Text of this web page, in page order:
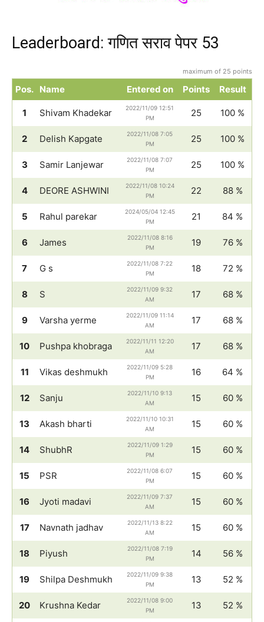
Leaderboard: गणित सराव पेपर 53
maximum of 25 points
Pos. Name Entered on Points Result
1 Shivam Khadekar
2022/11/09 12:51
PM
25 100 %
2 Delish Kapgate
2022/11/08 7:05
PM
25 100 %
3 Samir Lanjewar
2022/11/08 7:07
PM
25 100 %
4 DEORE ASHWINI
2022/11/08 10:24
PM
22 88 %
5 Rahul parekar
2024/05/04 12:45
PM
21 84 %
6 James
2022/11/08 8:16
PM
19 76 %
7 G s
2022/11/08 7:22
PM
18 72 %
8 S
2022/11/09 9:32
AM
17 68 %
9 Varsha yerme
2022/11/09 11:14
AM
17 68 %
10 Pushpa khobraga
2022/11/11 12:20
AM
17 68 %
11 Vikas deshmukh
2022/11/09 5:28
PM
16 64 %
12 Sanju
2022/11/10 9:13
AM
15 60 %
13 Akash bharti
2022/11/10 10:31
AM
15 60 %
14 ShubhR
2022/11/09 1:29
PM
15 60 %
15 PSR
2022/11/08 6:07
PM
15 60 %
16 Jyoti madavi
2022/11/09 7:37
AM
15 60 %
17 Navnath jadhav
2022/11/13 8:22
AM
15 60 %
18 Piyush
2022/11/08 7:19
PM
14 56 %
19 Shilpa Deshmukh
2022/11/09 9:38
PM
13 52 %
20 Krushna Kedar
2022/11/08 9:00
PM
13 52 %